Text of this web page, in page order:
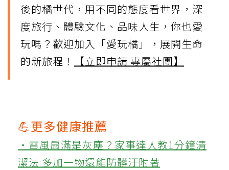
後的橘世代，用不同的態度看世界，深
度旅行、體驗文化、品味人生，你也愛
玩嗎？歡迎加入「愛玩橘」，展開生命
的新旅程！
【立即申請 專屬社團】
💪更多健康推薦
‧電風扇滿是灰塵？家事達人教1分鐘清
潔法 多加一物還能防髒汙附著